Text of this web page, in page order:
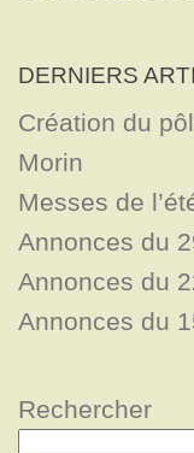
DERNIERS
Création du
Morin
Messes de
Annonces du
Annonces du
Annonces du
Rechercher